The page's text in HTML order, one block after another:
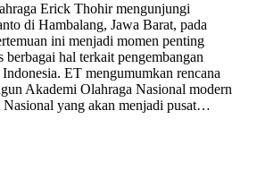
Erick Thohir mengunjungi
di Hambalang, Jawa Barat, pada
ini menjadi momen penting
berbagai hal terkait pengembangan
ET mengumumkan rencana
Akademi Olahraga Nasional modern
Nasional yang akan menjadi pusat…